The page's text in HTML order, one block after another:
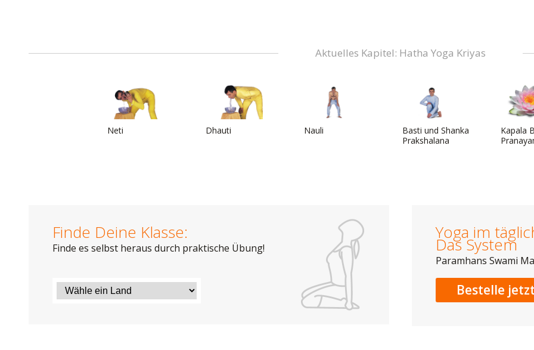
Aktuelles Kapitel: Hatha Yoga Kriyas
Neti Dhauti Nauli
Basti und Shanka
Prakshalana
Kapala
Finde Deine Klasse:
Finde es selbst heraus durch praktische Übung!
Yoga im
Das System
Paramhans Swami
Bestelle jetzt